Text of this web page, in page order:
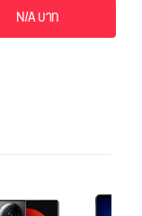
N/A บาท